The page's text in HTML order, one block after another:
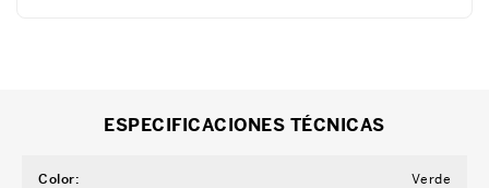
ESPECIFICACIONES TÉCNICAS
Color: Verde